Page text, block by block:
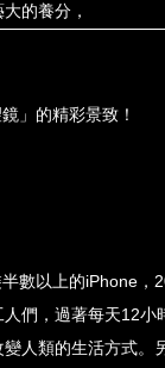
的養分，
」的精彩景致！
數以上的iPhone ，
們，過著每天12小
人類的生活方式。